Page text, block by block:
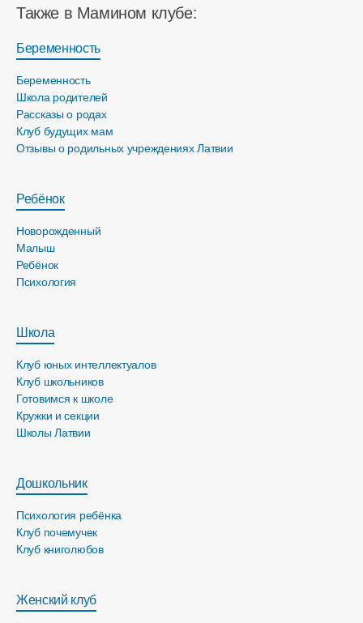
Также в Мамином клубе:
Беременность
Беременность
Школа родителей
Рассказы о родах
Клуб будущих мам
Отзывы о родильных учреждениях Латвии
Ребёнок
Новорожденный
Малыш
Ребёнок
Психология
Школа
Клуб юных интеллектуалов
Клуб школьников
Готовимся к школе
Кружки и секции
Школы Латвии
Дошкольник
Психология ребёнка
Клуб почемучек
Клуб книголюбов
Женский клуб